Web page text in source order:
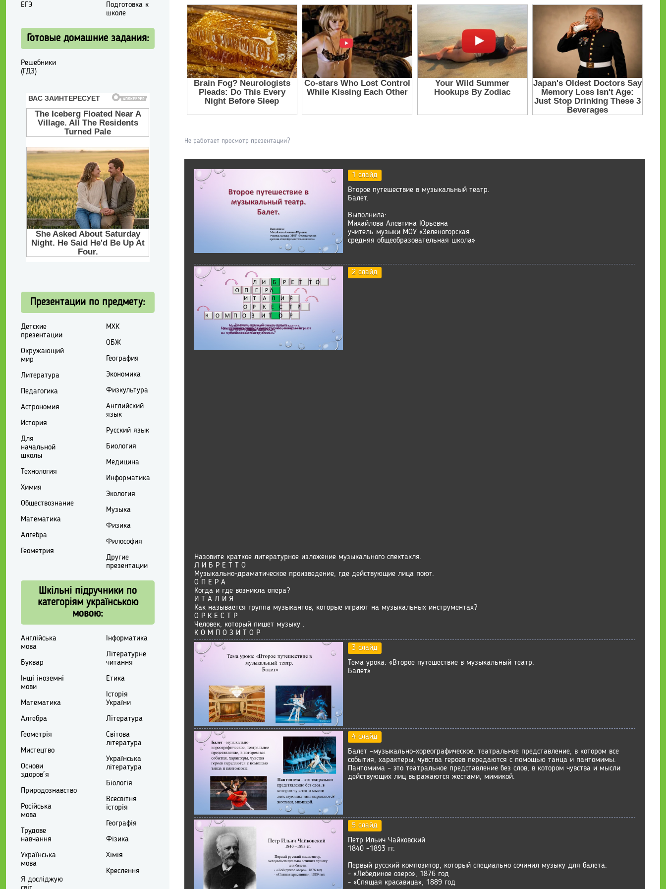
Не работает просмотр презентации?
1 слайд
Второе путешествие в музыкальный театр.
Балет.
Выполнила:
Михайлова Алевтина Юрьевна
учитель музыки МОУ «Зеленогорская
средняя общеобразовательная школа»
2 слайд
Назовите краткое литературное изложение музыкального спектакля.
Л И Б Р Е Т Т О
Музыкально-драматическое произведение, где действующие лица поют.
О П Е Р А
Когда и где возникла опера?
И Т А Л И Я
Как называется группа музыкантов, которые играют на музыкальных инструментах?
О Р К Е С Т Р
Человек, который пишет музыку .
К О М П О З И Т О Р
3 слайд
Тема урока: «Второе путешествие в музыкальный театр.
Балет»
4 слайд
Балет –музыкально-хореографическое, театральное представление, в котором все
события, характеры, чувства героев передаются с помощью танца и пантомимы.
Пантомима – это театральное представление без слов, в котором чувства и мысли
действующих лиц выражаются жестами, мимикой.
5 слайд
Петр Ильич Чайковский
1840 –1893 гг.
Первый русский композитор, который специально сочинил музыку для балета.
- «Лебединое озеро», 1876 год
- «Спящая красавица», 1889 год
ЕГЭ
Подготовка к
школе
Готовые домашние задания:
Решебники
(ГДЗ)
Презентации по предмету:
Детские
презентации
Окружающий
мир
Литература
Педагогика
Астрономия
История
Для
начальной
школы
Технология
Химия
Обществознание
Математика
Алгебра
Геометрия
МХК
ОБЖ
География
Экономика
Физкультура
Английский
язык
Русский язык
Биология
Медицина
Информатика
Экология
Музыка
Физика
Философия
Другие
презентации
Шкільні підручники по
категоріям українською
мовою:
Англійська
мова
Буквар
Інші іноземні
мови
Математика
Алгебра
Геометрія
Мистецтво
Основи
здоров'я
Природознавство
Російська
мова
Трудове
навчання
Українська
мова
Я досліджую
Інформатика
Літературне
читання
Етика
Історія
України
Література
Світова
література
Українська
література
Біологія
Всесвітня
історія
Географія
Фізика
Хімія
Креслення